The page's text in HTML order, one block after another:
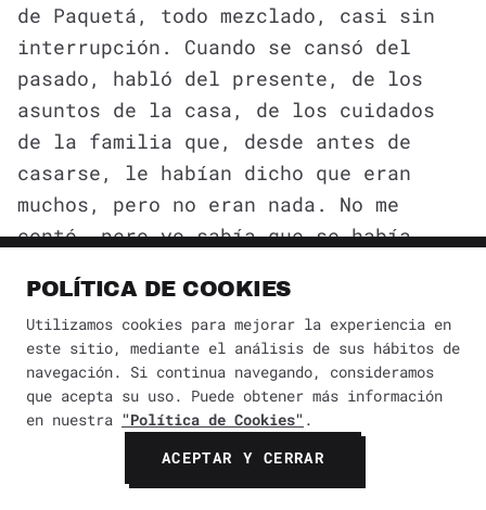
de Paquetá, todo mezclado, casi sin
interrupción. Cuando se cansó del
pasado, habló del presente, de los
asuntos de la casa, de los cuidados
de la familia que, desde antes de
casarse, le habían dicho que eran
muchos, pero no eran nada. No me
contó, pero yo sabía que se había
Y ahora no se cambiaba de lugar, como
al principio, y casi no salía de la
misma actitud. No tenía los grandes
ojos largos, y empezó a mirar a lo
tonto hacia las paredes.
POLÍTICA DE COOKIES
Utilizamos cookies para mejorar la experiencia en
este sitio, mediante el análisis de sus hábitos de
navegación. Si continua navegando, consideramos
que acepta su uso. Puede obtener más información
en nuestra "Política de Cookies" .
ACEPTAR Y CERRAR